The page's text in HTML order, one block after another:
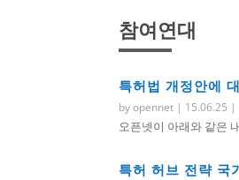
참여연대
특허법 개정안에
byopennet | 15.06.25 |
오픈넷이 아래와 같은
특허 허브 전략 국